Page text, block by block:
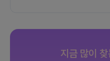
지금 많이 찾